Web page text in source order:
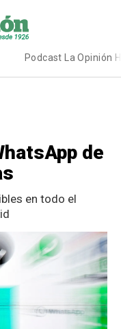
Podcast La Opinión
de
en todo el